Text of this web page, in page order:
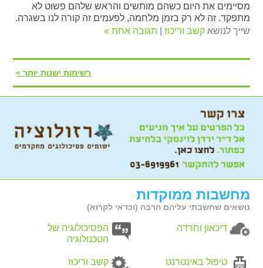
מסיימים את היום כשהם מותשים והראש שלהם פשוט לא
מתפקד. זה לא רק בזמן מלחמה, לפעמים זה קורה לנו בשגרה.
שייך לנושאקשב וריכוז תגובה אחת »
רשימות ישנות יותר »
מחשבות ממוקדות
נושאים שחשבתי עליהם הרבה (וכדאי לקרוא)
דיכאון וחרדה
הפסיכולוגיה של
הטכנולוגיה
טיפול באינטרנט קשב וריכוז